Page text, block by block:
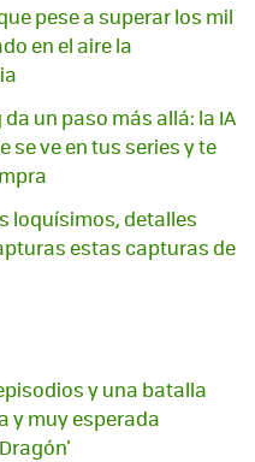
pese a superar los mil
en el aire la
un paso más allá: la IA
se ve en tus series y te
loquísimos, detalles
estas capturas de
y una batalla
y muy esperada